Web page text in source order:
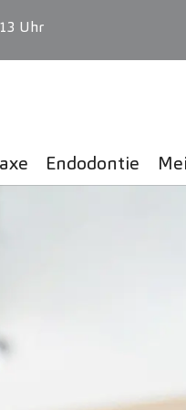
Uhr
Endodontie